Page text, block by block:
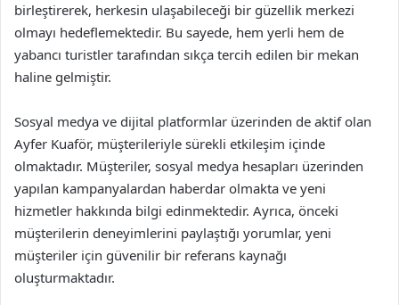
birleştirerek, herkesin ulaşabileceği bir güzellik merkezi
olmayı hedeflemektedir. Bu sayede, hem yerli hem de
yabancı turistler tarafından sıkça tercih edilen bir mekan
haline gelmiştir.
Sosyal medya ve dijital platformlar üzerinden de aktif olan
Ayfer Kuaför, müşterileriyle sürekli etkileşim içinde
olmaktadır. Müşteriler, sosyal medya hesapları üzerinden
yapılan kampanyalardan haberdar olmakta ve yeni
hizmetler hakkında bilgi edinmektedir. Ayrıca, önceki
müşterilerin deneyimlerini paylaştığı yorumlar, yeni
müşteriler için güvenilir bir referans kaynağı
oluşturmaktadır.